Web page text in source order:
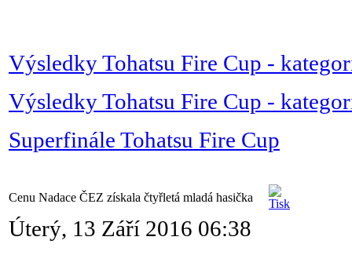
Výsledky Tohatsu Fire Cup -
Výsledky Tohatsu Fire Cup -
Superfinále Tohatsu Fire Cup
Cenu Nadace ČEZ získala čtyřletá mladá hasička
Úterý, 13 Září 2016 06:38